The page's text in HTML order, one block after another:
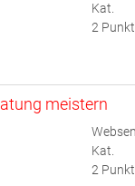
Kat.
2
meistern
Kat.
2